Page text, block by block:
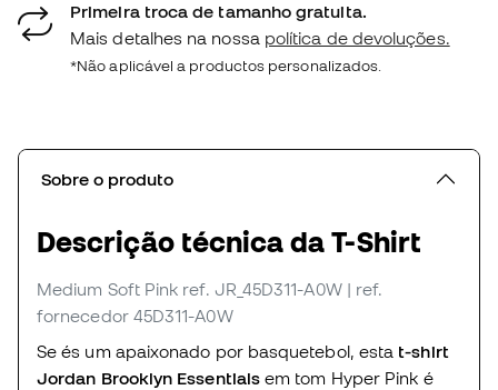
Primeira troca de tamanho gratuita.
Mais detalhes na nossa política de devoluções.
*Não aplicável a productos personalizados.
Sobre o produto
Descrição técnica da T-Shirt
Medium Soft Pink ref. JR_45D311-A0W | ref.
fornecedor 45D311-A0W
Se és um apaixonado por basquetebol, esta t-shirt
Jordan Brooklyn Essentialsem tom Hyper Pink é